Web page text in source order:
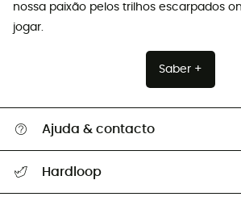
nossa paixão pelos trilhos escarpados
jogar.
Saber +
Ajuda & contacto
Hardloop